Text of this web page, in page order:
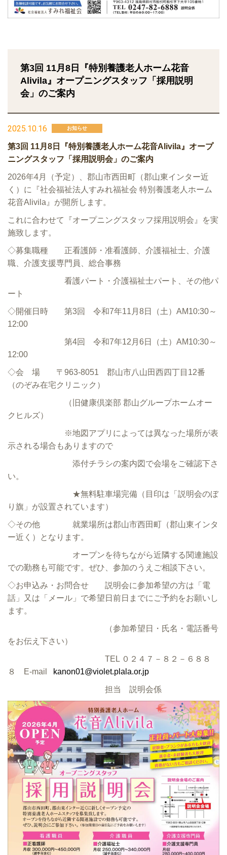
第3回 11月8日『特別養護老人ホーム花音
Alivila』オープニングスタッフ「採用説明
会」のご案内
2025.10.16 お知らせ
第3回 11月8日『特別養護老人ホーム花音Alivila』オープ
ニングスタッフ「採用説明会」のご案内
2026年4月（予定）、郡山市西田町（郡山東インター近
く）に『社会福祉法人すみれ福祉会 特別養護老人ホーム
花音Alivila』が開所します。
これに合わせて『オープニングスタッフ採用説明会』を実
施致します。
◇募集職種 正看護師・准看護師、介護福祉士、介護
職、介護支援専門員、総合事務
看護パート・介護福祉士パート、その他パ
ート
◇開催日時 第3回 令和7年11月8日（土）AM10:30～
12:00
第4回 令和7年12月6日（土）AM10:30～
12:00
◇会 場 〒963-8051 郡山市八山田西四丁目12番
（のぞみ在宅クリニック）
（旧健康倶楽部 郡山グループホームオー
クヒルズ）
※地図アプリによっては異なった場所が表
示される場合もありますので
添付チラシの案内図で会場をご確認下さ
い。
★無料駐車場完備（目印は「説明会のぼ
り旗」が設置されています）
◇その他 就業場所は郡山市西田町（郡山東インタ
ー近く）となります。
オープンを待ちながら近隣する関連施設
での勤務も可能です。ぜひ、参加のうえご相談下さい。
◇お申込み・お問合せ 説明会に参加希望の方は「電
話」又は「メール」で希望日前日までにご予約をお願いし
ます。
（参加希望日・氏名・電話番号
をお伝え下さい）
TEL ０２４７－８２－６８８
８ E-mail
kanon01@violet.plala.or.jp
担当 説明会係